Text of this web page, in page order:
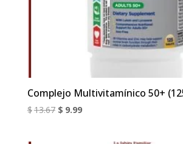
Complejo Multivitamínico 50+
$13.67 El
$ 9.99El